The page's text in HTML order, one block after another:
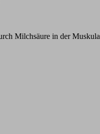
Milchsäure in der